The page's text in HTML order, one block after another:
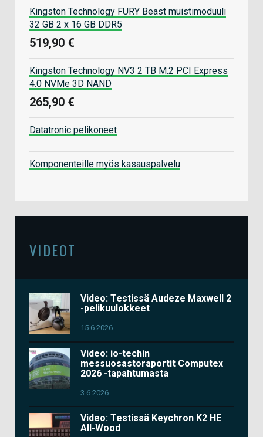
Kingston Technology FURY Beast muistimoduuli
32 GB 2 x 16 GB DDR5
519,90 €
Kingston Technology NV3 2 TB M.2 PCI Express
4.0 NVMe 3D NAND
265,90 €
Datatronic pelikoneet
Komponenteille myös kasauspalvelu
VIDEOT
Video: Testissä Audeze Maxwell 2
-pelikuulokkeet
15.6.2026
Video: io-techin
messuosastoraportit Computex
2026 -tapahtumasta
3.6.2026
Video: Testissä Keychron K2 HE
All-Wood